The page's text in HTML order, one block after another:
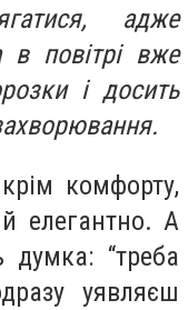
адже
в повітрі вже
і досить
комфорту,
елегантно. А
думка: “треба
уявляєш